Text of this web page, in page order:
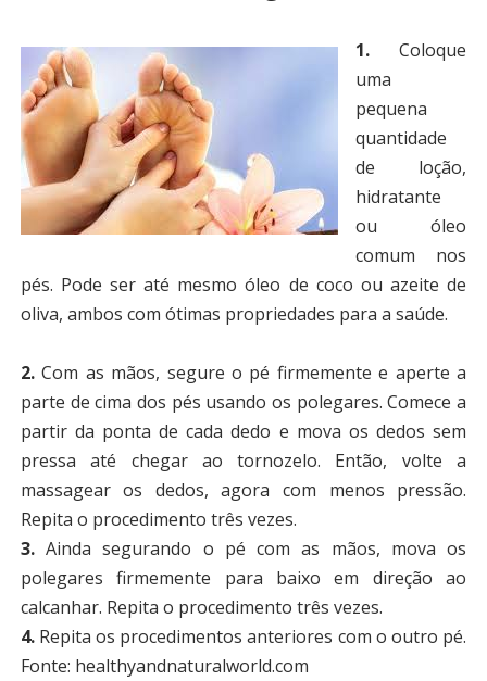
1.Coloque
uma
pequena
quantidade
de loção,
hidratante
ou óleo
comum nos
pés. Pode ser até mesmo óleo de coco ou azeite de
oliva, ambos com ótimas propriedades para a saúde.
2.Com as mãos, segure o pé firmemente e aperte a
parte de cima dos pés usando os polegares. Comece a
partir da ponta de cada dedo e mova os dedos sem
pressa até chegar ao tornozelo. Então, volte a
massagear os dedos, agora com menos pressão.
Repita o procedimento três vezes.
3.Ainda segurando o pé com as mãos, mova os
polegares firmemente para baixo em direção ao
calcanhar. Repita o procedimento três vezes.
4.Repita os procedimentos anteriores com o outro pé.
Fonte: healthyandnaturalworld.com